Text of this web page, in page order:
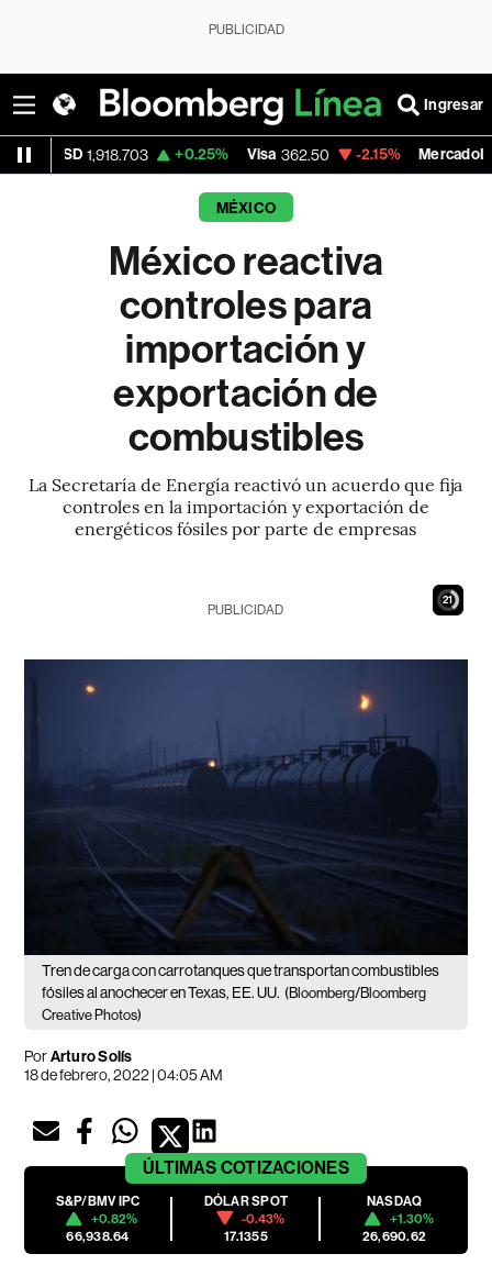
PUBLICIDAD
Ingresar
+0.25% Visa 362.50 -2.15% MercadoLibre 1,821.795
MÉXICO
México reactiva
controles para
importación y
exportación de
combustibles
La Secretaría de Energía reactivó un acuerdo que fija
controles en la importación y exportación de
energéticos fósiles por parte de empresas
20
PUBLICIDAD
Tren de carga con carrotanques que transportan combustibles
fósiles al anochecer en Texas, EE. UU. (Bloomberg/Bloomberg
Creative Photos)
PorArturo Solís
18 de febrero, 2022 | 04:05 AM
ÚLTIMAS COTIZACIONES
S&P/BMV IPC
+0.82%
66,938.64
DÓLAR SPOT
-0.43%
17.1355
NASDAQ
+1.30%
26,690.62